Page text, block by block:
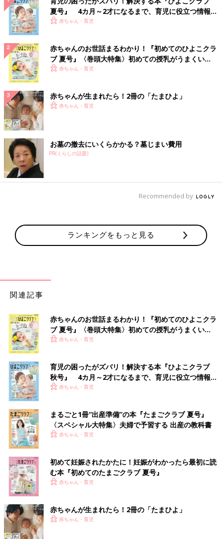
夏号』 4カ月～2才になるまで、育児に役立つ情報が
いっぱい！
赤ちゃん・育児
赤ちゃんのお世話まるわかり！『初めてのひよこクラ
ブ 夏号』〈巻頭大特集〉初めての授乳がうまくい
く！ おっぱい・ミルクの基本と夏のトラブル 解決テ
赤ちゃん・育児
赤ちゃんが生まれたら！2冊の「たまひよ」
赤ちゃん・育児
お墓の撤去にいくらかかる？墓じまい費用
PR(くらしの話題)
Recommended by
ランキングをもっと見る
関連記事
赤ちゃんのお世話まるわかり！『初めてのひよこクラ
ブ 夏号』〈巻頭大特集〉初めての授乳がうまくい
く！ おっぱい・ミルクの基本と夏のトラブル 解決テ
赤ちゃん・育児
育児の困ったがズバリ！解決する本『ひよこクラブ
秋号』 4カ月～2才になるまで、育児に役立つ情報が
いっぱい！
赤ちゃん・育児
まるごと1冊“出産準備”の本『たまごクラブ 夏号』
〈スペシャル大特集〉夫婦で予習する 出産の教科書
赤ちゃん・育児
初めて妊娠されたかたに！妊娠がわかったら最初に読
む本『初めてのたまごクラブ 夏号』
赤ちゃん・育児
赤ちゃんが生まれたら！2冊の「たまひよ」
赤ちゃん・育児